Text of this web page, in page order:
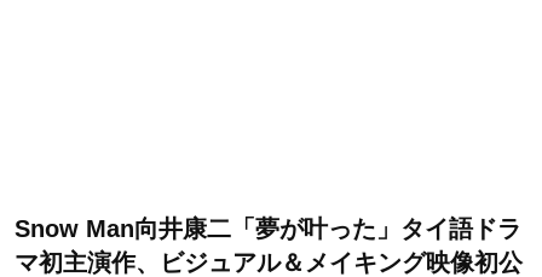
Snow Man向井康二「夢が叶った」タイ語ドラ
マ初主演作、ビジュアル＆メイキング映像初公